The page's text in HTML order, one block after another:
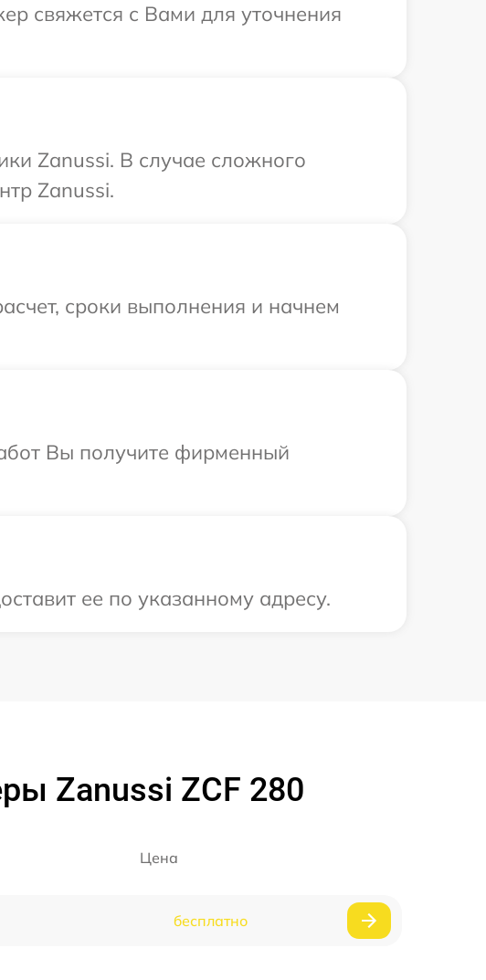
свяжется с Вами для уточнения
Zanussi. В случае сложного
Zanussi.
сроки выполнения и начнем
Вы получите фирменный
ее по указанному адресу.
Zanussi ZCF 280
Цена
бесплатно